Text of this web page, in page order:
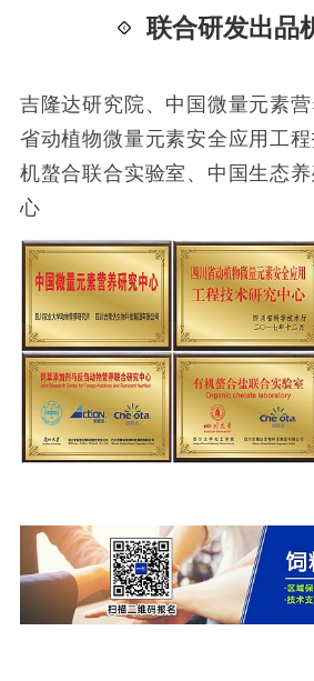
联合研发出品
吉隆达研究院、中国微量元素营
省动植物微量元素安全应用工
机螯合联合实验室、中国生态
心